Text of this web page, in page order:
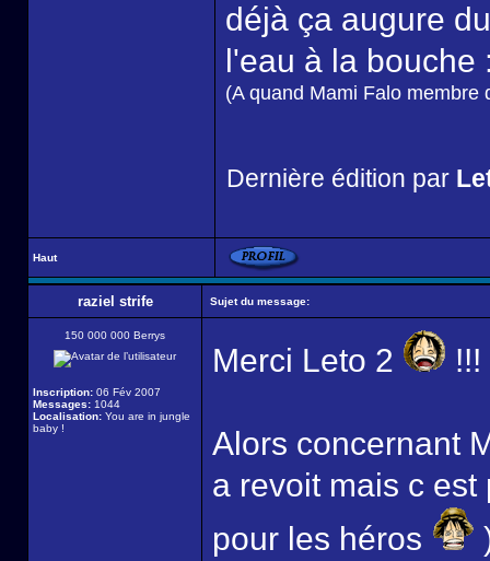
déjà ça augure
l'eau à la bouche
(A quand Mami Falo membre
Dernière édition par
Haut
raziel strife Sujet du message:
150 000 000 Berrys
Inscription: 06 Fév 2007
Messages: 1044
Localisation: You are in jungle
baby !
Merci Leto 2 !!!
Alors concernant
a revoit mais c
pour les héros